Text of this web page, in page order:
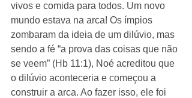
vivos e comida para todos. Um novo
mundo estava na arca! Os ímpios
zombaram da ideia de um dilúvio, mas
sendo a fé “a prova das coisas que não
se veem” (Hb 11:1), Noé acreditou que
o dilúvio aconteceria e começou a
construir a arca. Ao fazer isso, ele foi